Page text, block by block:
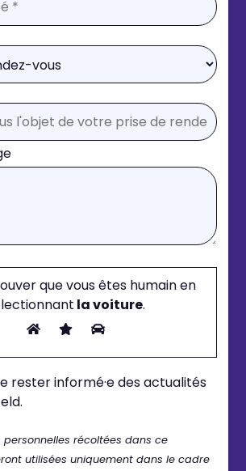
que vous êtes humain en
la voiture.
rester informé·e des actualités
personnelles récoltées dans ce
utilisées uniquement dans le cadre